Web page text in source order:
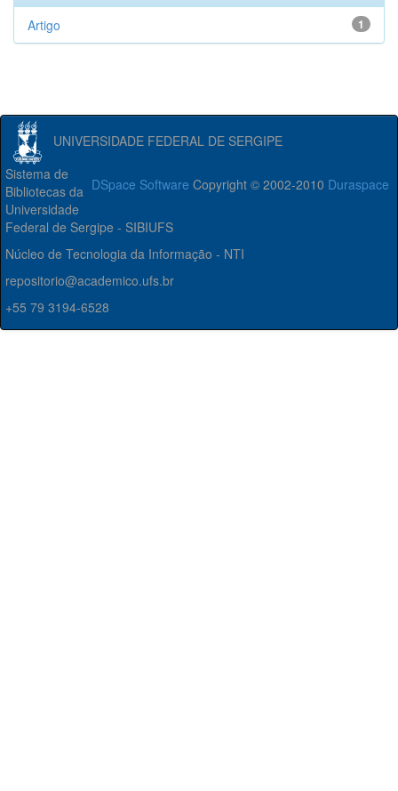
1
Artigo
UNIVERSIDADE FEDERAL DE SERGIPE
DSpace Software Copyright © 2002-2010 Duraspace
Sistema de
Bibliotecas da
Universidade
Federal de Sergipe - SIBIUFS
Núcleo de Tecnologia da Informação - NTI
repositorio@academico.ufs.br
+55 79 3194-6528